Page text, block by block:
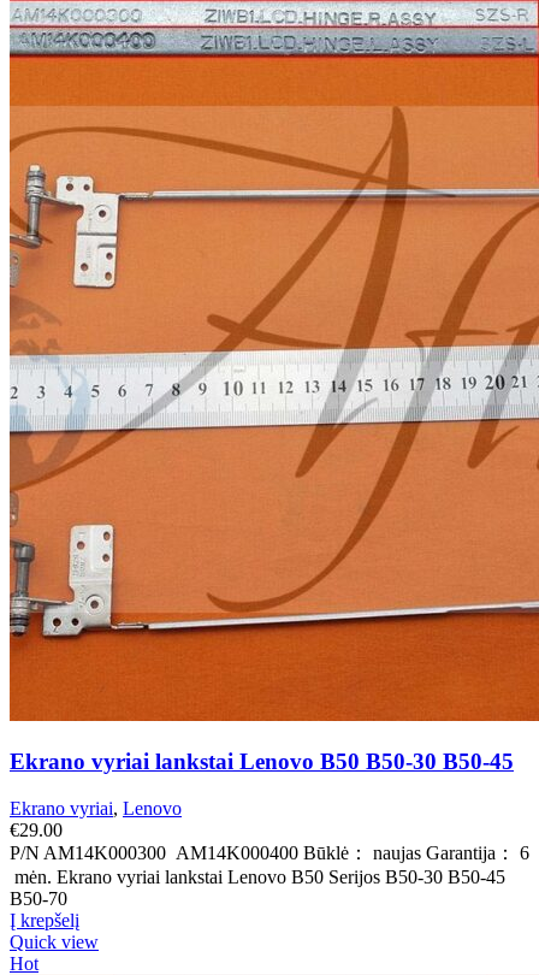
Ekrano vyriai lankstai Lenovo B50 B50-30 B50-45
Ekrano vyriai, Lenovo
€29.00
P/N AM14K000300 AM14K000400 Būklė： naujas Garantija： 6
mėn. Ekrano vyriai lankstai Lenovo B50 Serijos B50-30 B50-45
B50-70
Į krepšelį
Quick view
Hot